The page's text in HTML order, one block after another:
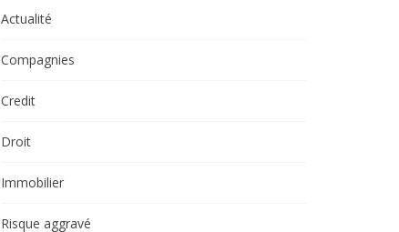
Actualité
Compagnies
Credit
Droit
Immobilier
Risque aggravé